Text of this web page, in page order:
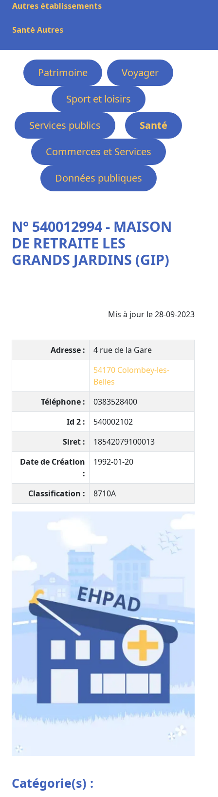
Autres établissements
Santé Autres
Patrimoine
Voyager
Sport et loisirs
Services publics
Santé
Commerces et Services
Données publiques
N° 540012994 - MAISON
DE RETRAITE LES
GRANDS JARDINS (GIP)
Mis à jour le 28-09-2023
Adresse :
4 rue de la Gare
54170 Colombey-les-
Belles
Téléphone :
0383528400
Id 2 :
540002102
Siret :
18542079100013
Date de Création
:
1992-01-20
Classification : 8710A
Catégorie(s) :